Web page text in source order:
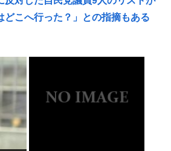
どこへ行った？」との指摘もある
しても具体的に何もしてくれな
クドはクソ！モスバーガー最高
はもう無くなった？
ーキングの弱点「冷めてる」